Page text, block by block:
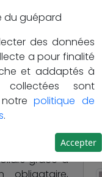
sur les
en levant
grâce à
du guépard
des données
a pour finalité
et addaptés à
collectées sont
notrepolitique de
.
Accepter